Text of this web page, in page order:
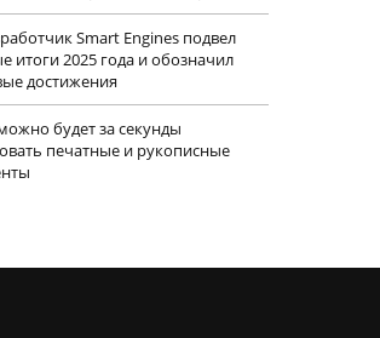
Smart Engines подвел
итоги 2025 года и обозначил
достижения
будет за секунды
печатные и рукописные